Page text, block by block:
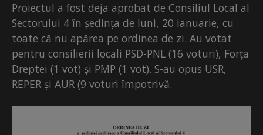
Proiectul a fost deja aprobat de Consiliul Local al
Sectorului 4 în ședința de luni, 20 ianuarie, cu
toate că nu apărea pe ordinea de zi. Au votat
pentru consilierii locali PSD-PNL (16 voturi), Forța
Dreptei (1 vot) și PMP (1 vot). S-au opus USR,
REPER și AUR (9 voturi împotrivă.